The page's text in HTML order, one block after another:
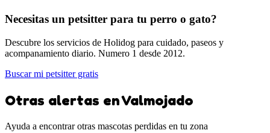
Necesitas un petsitter para tu perro o gato?
Descubre los servicios de Holidog para cuidado, paseos y
acompanamiento diario. Numero 1 desde 2012.
Buscar mi petsitter gratis
Otras alertas en Valmojado
Ayuda a encontrar otras mascotas perdidas en tu zona